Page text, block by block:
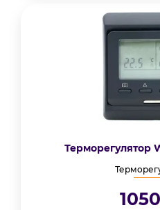
Терморегулятор
1050